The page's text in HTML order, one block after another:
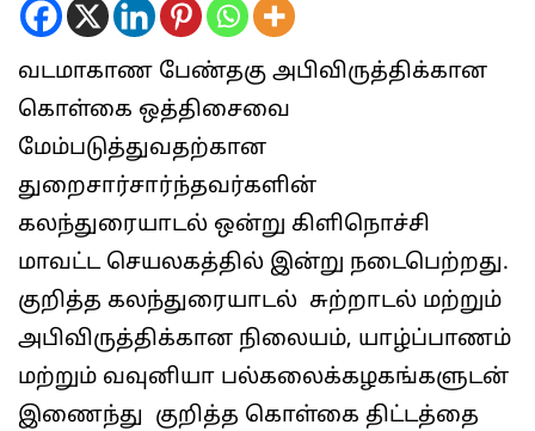
வடமாகாண பேண்தகு அபிவிருத்திக்கான
கொள்கை ஒத்திசைவை
மேம்படுத்துவதற்கான
துறைசார்சார்ந்தவர்களின்
கலந்துரையாடல் ஒன்று கிளிநொச்சி
மாவட்ட செயலகத்தில் இன்று நடைபெற்றது.
குறித்த கலந்துரையாடல் சுற்றாடல் மற்றும்
அபிவிருத்திக்கான நிலையம், யாழ்ப்பாணம்
மற்றும் வவுனியா பல்கலைக்கழகங்களுடன்
இணைந்து குறித்த கொள்கை திட்டத்தை